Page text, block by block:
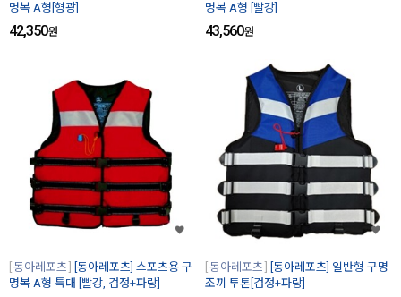
명복 A형[형광]
42,350원
명복 A형 [빨강]
43,560원
동아레포츠
[동아레포츠] 스포츠용 구
명복 A형 특대 [빨강, 검정+파랑]
동아레포츠
[동아레포츠] 일반형 구명
조끼 투톤[검정+파랑]